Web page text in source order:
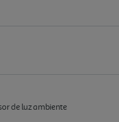
de luz ambiente